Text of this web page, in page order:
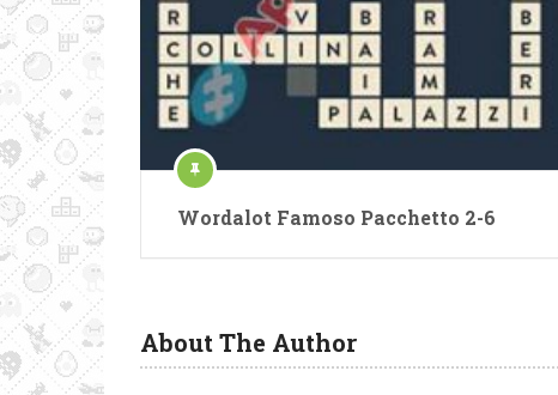
Wordalot Famoso Pacchetto 2-6
About The Author